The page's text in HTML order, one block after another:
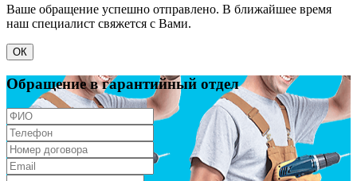
Ваше обращение успешно отправлено. В ближайшее время
наш специалист свяжется с Вами.
ОК
Обращение в гарантийный отдел